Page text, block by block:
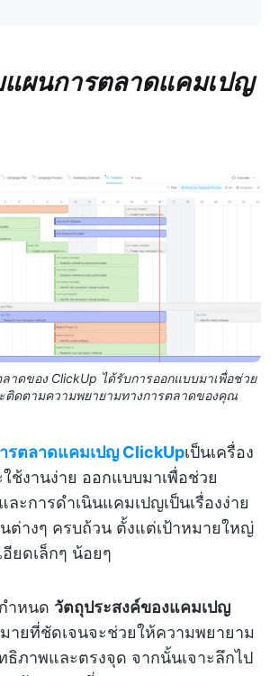
ผนการตลาดแคมเปญ
าดของ ClickUp ได้รับการออกแบบมาเพื่อช่วย
ติดตามความพยายามทางการตลาดของคุณ
รตลาดแคมเปญ ClickUpเป็นเครื่อง
ช้งานง่าย ออกแบบมาเพื่อช่วย
ะการดำเนินแคมเปญเป็นเรื่องง่าย
ต่างๆ ครบถ้วน ตั้งแต่เป้าหมายใหญ่
ยดเล็กๆ น้อยๆ
ำหนด วัตถุประสงค์ของแคมเปญ
ยที่ชัดเจนจะช่วยให้ความพยายาม
ภาพและตรงจุด จากนั้นเจาะลึกไป